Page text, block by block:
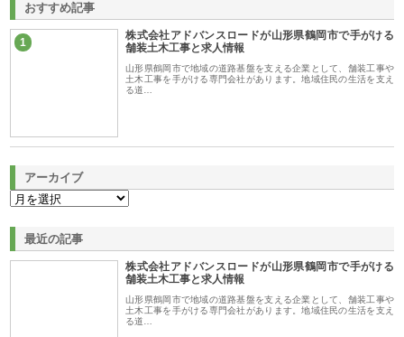
おすすめ記事
1
株式会社アドバンスロードが山形県鶴岡市で手がける
舗装土木工事と求人情報
山形県鶴岡市で地域の道路基盤を支える企業として、舗装工事や
土木工事を手がける専門会社があります。地域住民の生活を支え
る道…
アーカイブ
最近の記事
株式会社アドバンスロードが山形県鶴岡市で手がける
舗装土木工事と求人情報
山形県鶴岡市で地域の道路基盤を支える企業として、舗装工事や
土木工事を手がける専門会社があります。地域住民の生活を支え
る道…